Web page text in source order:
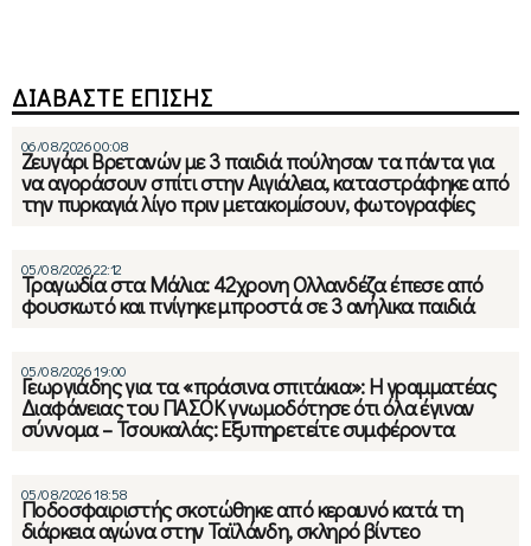
ΔΙΑΒΑΣΤΕ ΕΠΙΣΗΣ
06/08/2026 00:08
Ζευγάρι Βρετανών με 3 παιδιά πούλησαν τα πάντα για
να αγοράσουν σπίτι στην Αιγιάλεια, καταστράφηκε από
την πυρκαγιά λίγο πριν μετακομίσουν, φωτογραφίες
05/08/2026 22:12
Τραγωδία στα Μάλια: 42χρονη Ολλανδέζα έπεσε από
φουσκωτό και πνίγηκε μπροστά σε 3 ανήλικα παιδιά
05/08/2026 19:00
Γεωργιάδης για τα «πράσινα σπιτάκια»: Η γραμματέας
Διαφάνειας του ΠΑΣΟΚ γνωμοδότησε ότι όλα έγιναν
σύννομα – Τσουκαλάς: Εξυπηρετείτε συμφέροντα
05/08/2026 18:58
Ποδοσφαιριστής σκοτώθηκε από κεραυνό κατά τη
διάρκεια αγώνα στην Ταϊλάνδη, σκληρό βίντεο